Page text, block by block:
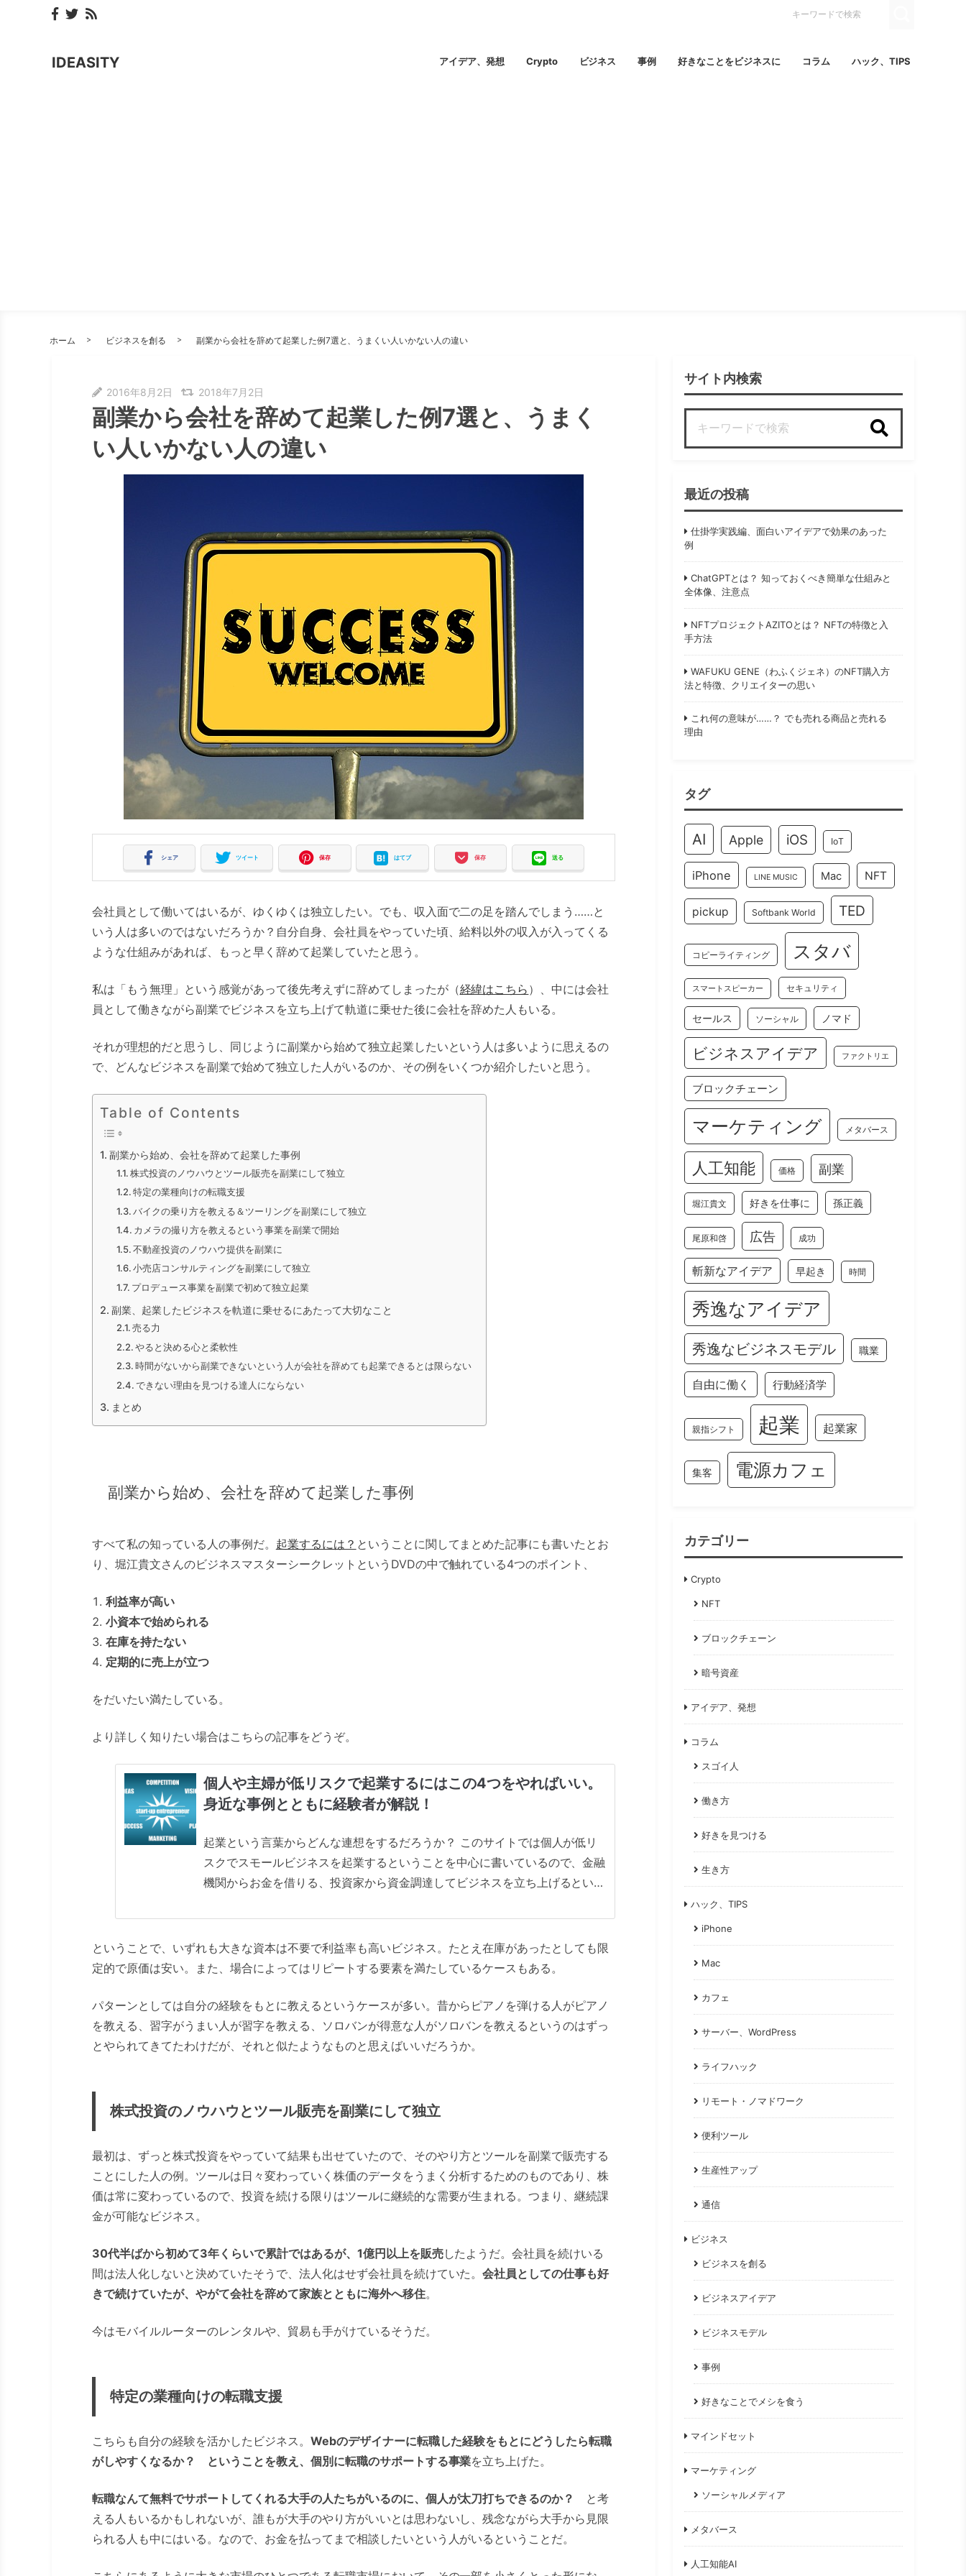
IDEASITY アイデア、発想 Crypto ビジネス 事例 好きなことをビジネスに コラム ハック、TIPS
ホーム ビジネスを創る 副業から会社を辞めて起業した例7選と、うまくい人いかない人の違い
2016年8月2日 2018年7月2日
副業から会社を辞めて起業した例7選と、うまく
い人いかない人の違い
シェア ツイート 保存 はてブ 保存 送る
会社員として働いてはいるが、ゆくゆくは独立したい。でも、収入面で二の足を踏んでしまう……と
いう人は多いのではないだろうか？自分自身、会社員をやっていた頃、給料以外の収入が入ってくる
ような仕組みがあれば、もっと早く辞めて起業していたと思う。
私は「もう無理」という感覚があって後先考えずに辞めてしまったが（経緯はこちら ）、中には会社
員として働きながら副業でビジネスを立ち上げて軌道に乗せた後に会社を辞めた人もいる。
それが理想的だと思うし、同じように副業から始めて独立起業したいという人は多いように思えるの
で、どんなビジネスを副業で始めて独立した人がいるのか、その例をいくつか紹介したいと思う。
Table of Contents
副業から始め、会社を辞めて起業した事例
株式投資のノウハウとツール販売を副業にして独立
特定の業種向けの転職支援
バイクの乗り方を教える＆ツーリングを副業にして独立
カメラの撮り方を教えるという事業を副業で開始
不動産投資のノウハウ提供を副業に
小売店コンサルティングを副業にして独立
プロデュース事業を副業で初めて独立起業
副業、起業したビジネスを軌道に乗せるにあたって大切なこと
売る力
やると決める心と柔軟性
時間がないから副業できないという人が会社を辞めても起業できるとは限らない
できない理由を見つける達人にならない
まとめ
副業から始め、会社を辞めて起業した事例
すべて私の知っている人の事例だ。 起業するには？ ということに関してまとめた記事にも書いたとお
り、堀江貴文さんのビジネスマスターシークレットというDVDの中で触れている4つのポイント、
利益率が高い
小資本で始められる
在庫を持たない
定期的に売上が立つ
をだいたい満たしている。
より詳しく知りたい場合はこちらの記事をどうぞ。
個人や主婦が低リスクで起業するにはこの4つをやればいい。
身近な事例とともに経験者が解説！
起業という言葉からどんな連想をするだろうか？ このサイトでは個人が低リ
スクでスモールビジネスを起業するということを中心に書いているので、金融
機関からお金を借りる、投資家から資金調達してビジネスを立ち上げるといっ
できるだけお金をかけずにリスクを抑えて起業するには？ということに絞ろう
と思う。 起業するだけであれば、何も難しいことはなく非常に簡単なのだ
が、そうはいってもやったことのないことはよく分からないだろうと思うの
てみる（初稿：2016年7月20日、更新：2018年6月13日）。
ということで、いずれも大きな資本は不要で利益率も高いビジネス。たとえ在庫があったとしても限
定的で原価は安い。また、場合によってはリピートする要素を満たしているケースもある。
パターンとしては自分の経験をもとに教えるというケースが多い。昔からピアノを弾ける人がピアノ
を教える、習字がうまい人が習字を教える、ソロバンが得意な人がソロバンを教えるというのはずっ
とやられてきてたわけだが、それと似たようなものと思えばいいだろうか。
株式投資のノウハウとツール販売を副業にして独立
最初は、ずっと株式投資をやっていて結果も出せていたので、そのやり方とツールを副業で販売する
ことにした人の例。ツールは日々変わっていく株価のデータをうまく分析するためのものであり、株
価は常に変わっているので、投資を続ける限りはツールに継続的な需要が生まれる。つまり、継続課
金が可能なビジネス。
30代半ばから初めて3年くらいで累計ではあるが、1億円以上を販売したようだ。会社員を続けいる
間は法人化しないと決めていたそうで、法人化はせず会社員を続けていた。会社員としての仕事も好
きで続けていたが、やがて会社を辞めて家族とともに海外へ移住。
今はモバイルルーターのレンタルや、貿易も手がけているそうだ。
特定の業種向けの転職支援
こちらも自分の経験を活かしたビジネス。 Webのデザイナーに転職した経験をもとにどうしたら転職
がしやすくなるか？ ということを教え、個別に転職のサポートする事業を立ち上げた。
転職なんて無料でサポートしてくれる大手の人たちがいるのに、個人が太刀打ちできるのか？
と考
える人もいるかもしれないが、誰もが大手のやり方がいいとは思わないし、残念ながら大手から見限
られる人も中にはいる。なので、お金を払ってまで相談したいという人がいるということだ。
サイト内検索
最近の投稿
仕掛学実践編、面白いアイデアで効果のあった
例
ChatGPTとは？ 知っておくべき簡単な仕組みと
全体像、注意点
NFTプロジェクトAZITOとは？ NFTの特徴と入
手方法
WAFUKU GENE（わふくジェネ）のNFT購入方
法と特徴、クリエイターの思い
これ何の意味が……？ でも売れる商品と売れる
理由
タグ
AI Apple iOS IoT
iPhone LINE MUSIC Mac NFT
pickup Softbank World TED
コピーライティング スタバ
スマートスピーカー セキュリティ
セールス ソーシャル ノマド
ビジネスアイデア ファクトリエ
ブロックチェーン
マーケティング メタバース
人工知能 価格 副業
堀江貴文 好きを仕事に 孫正義
尾原和啓 広告 成功
斬新なアイデア 早起き 時間
秀逸なアイデア
秀逸なビジネスモデル 職業
自由に働く 行動経済学
親指シフト 起業 起業家
集客 電源カフェ
カテゴリー
Crypto
NFT
ブロックチェーン
暗号資産
アイデア、発想
コラム
スゴイ人
働き方
好きを見つける
生き方
ハック、TIPS
iPhone
Mac
カフェ
サーバー、WordPress
ライフハック
リモート・ノマドワーク
便利ツール
生産性アップ
通信
ビジネス
ビジネスを創る
ビジネスアイデア
ビジネスモデル
事例
好きなことでメシを食う
マインドセット
マーケティング
ソーシャルメディア
メタバース
人工知能AI